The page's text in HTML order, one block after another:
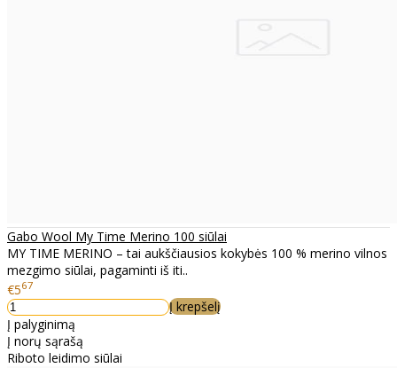
Gabo Wool My Time Merino 100 siūlai
MY TIME MERINO – tai aukščiausios kokybės 100 % merino vilnos
mezgimo siūlai, pagaminti iš iti..
€567
Į krepšelį
Į palyginimą
Į norų sąrašą
Riboto leidimo siūlai